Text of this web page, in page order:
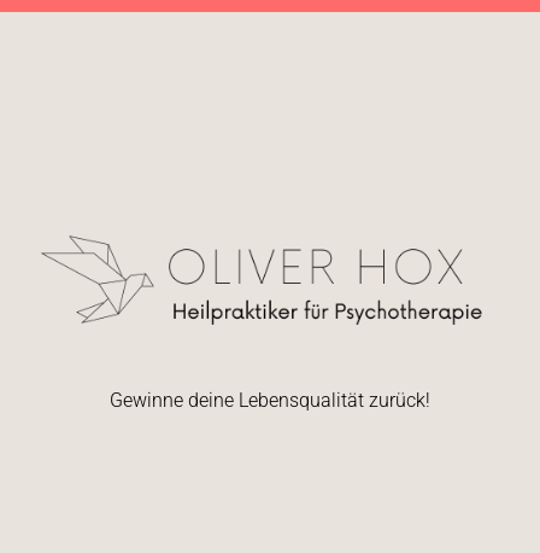
Gewinne deine Lebensqualität zurück!